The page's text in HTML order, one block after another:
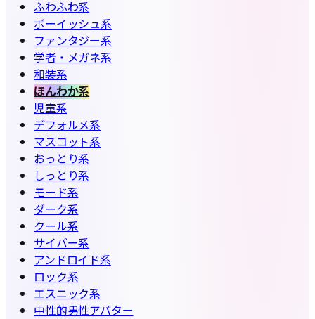
ふわふわ系
ボーイッシュ系
ファンタジー系
学者・メガネ系
和装系
ほんわか系
児童系
デフォルメ系
マスコット系
おっとり系
しっとり系
モード系
ダーク系
クール系
サイバー系
アンドロイド系
ロック系
エスニック系
中性的男性アバター